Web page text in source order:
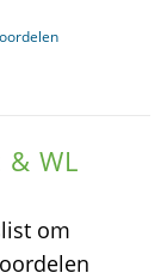
WL
om